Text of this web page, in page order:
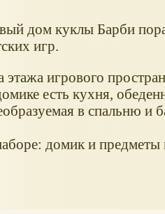
дом куклы Барби
игр.
этажа игрового
есть кухня,
в спальню и
домик и предметы